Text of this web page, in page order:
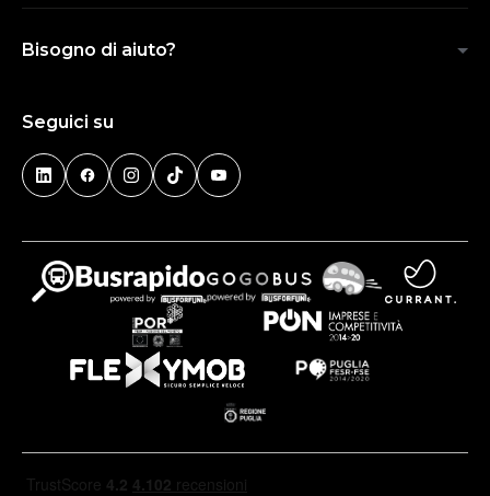
Bisogno di aiuto?
Seguici su